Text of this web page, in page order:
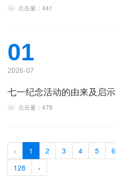
点击量：441
01
2026-07
七一纪念活动的由来及启示
点击量：478
‹ 1 2 3 4 5 6
128
›